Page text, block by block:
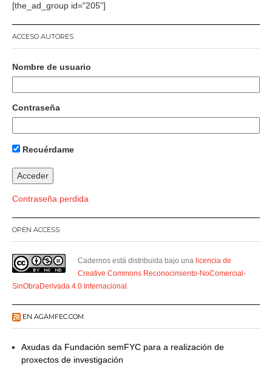
[the_ad_group id="205"]
ACCESO AUTORES
Nombre de usuario
Contraseña
Recuérdame
Contraseña perdida
OPEN ACCESS
Cadernos está distribuida bajo una licencia de
Creative Commons Reconocimiento-NoComercial-
SinObraDerivada 4.0 Internacional .
EN AGAMFEC.COM
Axudas da Fundación semFYC para a realización de
proxectos de investigación